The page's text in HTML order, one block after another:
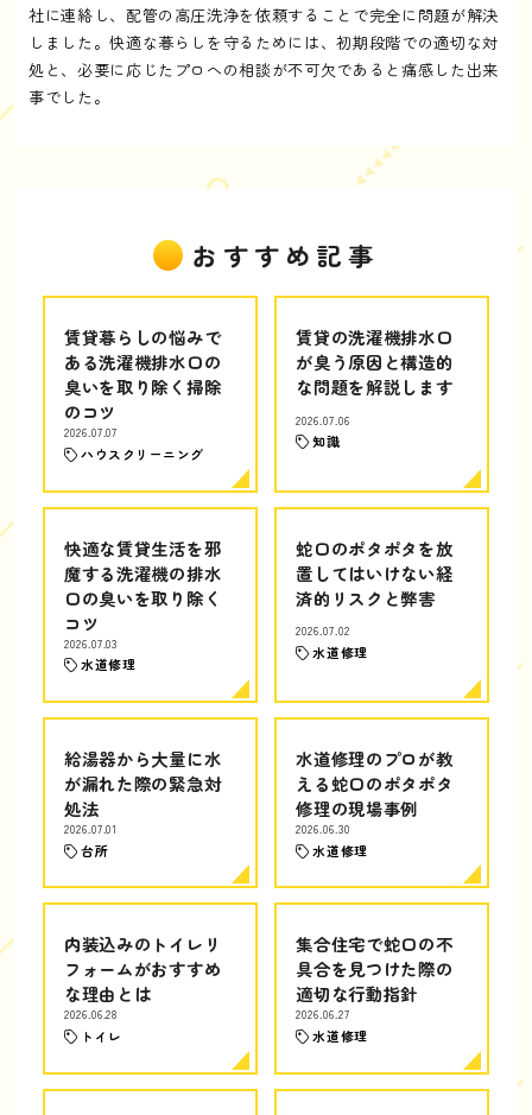
社に連絡し、配管の高圧洗浄を依頼することで完全に問題が解決
しました。快適な暮らしを守るためには、初期段階での適切な対
処と、必要に応じたプロへの相談が不可欠であると痛感した出来
事でした。
おすすめ記事
賃貸暮らしの悩みで
ある洗濯機排水口の
臭いを取り除く掃除
のコツ
2026.07.07
ハウスクリーニング
賃貸の洗濯機排水口
が臭う原因と構造的
な問題を解説します
2026.07.06
知識
快適な賃貸生活を邪
魔する洗濯機の排水
口の臭いを取り除く
コツ
2026.07.03
水道修理
蛇口のポタポタを放
置してはいけない経
済的リスクと弊害
2026.07.02
水道修理
給湯器から大量に水
が漏れた際の緊急対
処法
2026.07.01
台所
水道修理のプロが教
える蛇口のポタポタ
修理の現場事例
2026.06.30
水道修理
内装込みのトイレリ
フォームがおすすめ
な理由とは
2026.06.28
トイレ
集合住宅で蛇口の不
具合を見つけた際の
適切な行動指針
2026.06.27
水道修理